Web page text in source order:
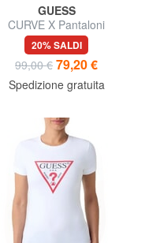
GUESS
CURVE X Pantaloni
20% SALDI
99,00 € 79,20 €
Spedizione gratuita